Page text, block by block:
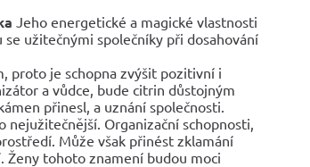
Jeho energetické a magické vlastnosti
užitečnými společníky při dosahování
proto je schopna zvýšit pozitivní i
a vůdce, bude citrin důstojným
přinesl, a uznání společnosti.
Organizační schopnosti,
Může však přinést zklamání
Ženy tohoto znamení budou moci